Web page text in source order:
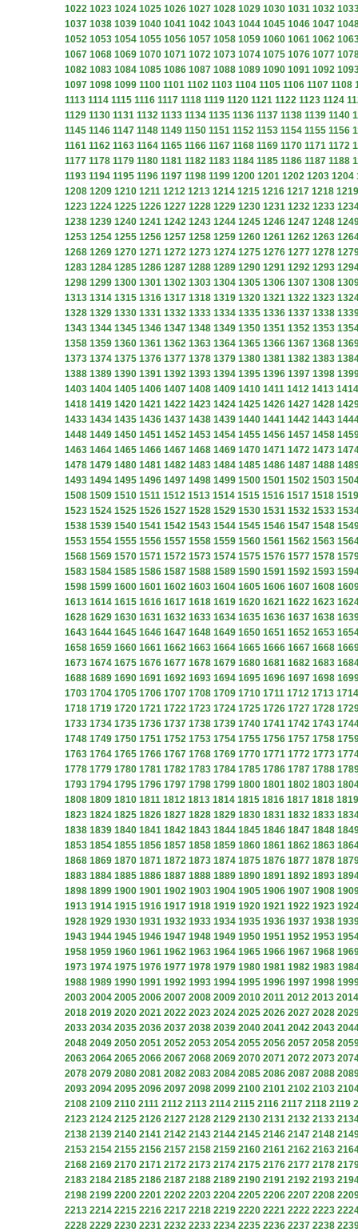
1022 1023 1024 1025 1026 1027 1028 1029 1030 1031 1032
1037 1038 1039 1040 1041 1042 1043 1044 1045 1046 1047
1052 1053 1054 1055 1056 1057 1058 1059 1060 1061 1062
1067 1068 1069 1070 1071 1072 1073 1074 1075 1076 1077
1082 1083 1084 1085 1086 1087 1088 1089 1090 1091 1092
1097 1098 1099 1100 1101 1102 1103 1104 1105 1106 1107 1108
1113 1114 1115 1116 1117 1118 1119 1120 1121 1122 1123 1124
1129 1130 1131 1132 1133 1134 1135 1136 1137 1138 1139 1140
1145 1146 1147 1148 1149 1150 1151 1152 1153 1154 1155 1156
1161 1162 1163 1164 1165 1166 1167 1168 1169 1170 1171 1172
1177 1178 1179 1180 1181 1182 1183 1184 1185 1186 1187 1188
1193 1194 1195 1196 1197 1198 1199 1200 1201 1202 1203 1204
1208 1209 1210 1211 1212 1213 1214 1215 1216 1217 1218 1219
1223 1224 1225 1226 1227 1228 1229 1230 1231 1232 1233
1238 1239 1240 1241 1242 1243 1244 1245 1246 1247 1248
1253 1254 1255 1256 1257 1258 1259 1260 1261 1262 1263
1268 1269 1270 1271 1272 1273 1274 1275 1276 1277 1278
1283 1284 1285 1286 1287 1288 1289 1290 1291 1292 1293
1298 1299 1300 1301 1302 1303 1304 1305 1306 1307 1308
1313 1314 1315 1316 1317 1318 1319 1320 1321 1322 1323
1328 1329 1330 1331 1332 1333 1334 1335 1336 1337 1338
1343 1344 1345 1346 1347 1348 1349 1350 1351 1352 1353
1358 1359 1360 1361 1362 1363 1364 1365 1366 1367 1368
1373 1374 1375 1376 1377 1378 1379 1380 1381 1382 1383
1388 1389 1390 1391 1392 1393 1394 1395 1396 1397 1398
1403 1404 1405 1406 1407 1408 1409 1410 1411 1412 1413 1414
1418 1419 1420 1421 1422 1423 1424 1425 1426 1427 1428
1433 1434 1435 1436 1437 1438 1439 1440 1441 1442 1443
1448 1449 1450 1451 1452 1453 1454 1455 1456 1457 1458
1463 1464 1465 1466 1467 1468 1469 1470 1471 1472 1473
1478 1479 1480 1481 1482 1483 1484 1485 1486 1487 1488
1493 1494 1495 1496 1497 1498 1499 1500 1501 1502 1503
1508 1509 1510 1511 1512 1513 1514 1515 1516 1517 1518 1519
1523 1524 1525 1526 1527 1528 1529 1530 1531 1532 1533
1538 1539 1540 1541 1542 1543 1544 1545 1546 1547 1548
1553 1554 1555 1556 1557 1558 1559 1560 1561 1562 1563
1568 1569 1570 1571 1572 1573 1574 1575 1576 1577 1578
1583 1584 1585 1586 1587 1588 1589 1590 1591 1592 1593
1598 1599 1600 1601 1602 1603 1604 1605 1606 1607 1608
1613 1614 1615 1616 1617 1618 1619 1620 1621 1622 1623
1628 1629 1630 1631 1632 1633 1634 1635 1636 1637 1638
1643 1644 1645 1646 1647 1648 1649 1650 1651 1652 1653
1658 1659 1660 1661 1662 1663 1664 1665 1666 1667 1668
1673 1674 1675 1676 1677 1678 1679 1680 1681 1682 1683
1688 1689 1690 1691 1692 1693 1694 1695 1696 1697 1698
1703 1704 1705 1706 1707 1708 1709 1710 1711 1712 1713 1714
1718 1719 1720 1721 1722 1723 1724 1725 1726 1727 1728
1733 1734 1735 1736 1737 1738 1739 1740 1741 1742 1743
1748 1749 1750 1751 1752 1753 1754 1755 1756 1757 1758
1763 1764 1765 1766 1767 1768 1769 1770 1771 1772 1773
1778 1779 1780 1781 1782 1783 1784 1785 1786 1787 1788
1793 1794 1795 1796 1797 1798 1799 1800 1801 1802 1803
1808 1809 1810 1811 1812 1813 1814 1815 1816 1817 1818 1819
1823 1824 1825 1826 1827 1828 1829 1830 1831 1832 1833
1838 1839 1840 1841 1842 1843 1844 1845 1846 1847 1848
1853 1854 1855 1856 1857 1858 1859 1860 1861 1862 1863
1868 1869 1870 1871 1872 1873 1874 1875 1876 1877 1878
1883 1884 1885 1886 1887 1888 1889 1890 1891 1892 1893
1898 1899 1900 1901 1902 1903 1904 1905 1906 1907 1908
1913 1914 1915 1916 1917 1918 1919 1920 1921 1922 1923
1928 1929 1930 1931 1932 1933 1934 1935 1936 1937 1938
1943 1944 1945 1946 1947 1948 1949 1950 1951 1952 1953
1958 1959 1960 1961 1962 1963 1964 1965 1966 1967 1968
1973 1974 1975 1976 1977 1978 1979 1980 1981 1982 1983
1988 1989 1990 1991 1992 1993 1994 1995 1996 1997 1998
2003 2004 2005 2006 2007 2008 2009 2010 2011 2012 2013 2014
2018 2019 2020 2021 2022 2023 2024 2025 2026 2027 2028
2033 2034 2035 2036 2037 2038 2039 2040 2041 2042 2043
2048 2049 2050 2051 2052 2053 2054 2055 2056 2057 2058
2063 2064 2065 2066 2067 2068 2069 2070 2071 2072 2073
2078 2079 2080 2081 2082 2083 2084 2085 2086 2087 2088
2093 2094 2095 2096 2097 2098 2099 2100 2101 2102 2103
2108 2109 2110 2111 2112 2113 2114 2115 2116 2117 2118 2119
2123 2124 2125 2126 2127 2128 2129 2130 2131 2132 2133
2138 2139 2140 2141 2142 2143 2144 2145 2146 2147 2148
2153 2154 2155 2156 2157 2158 2159 2160 2161 2162 2163
2168 2169 2170 2171 2172 2173 2174 2175 2176 2177 2178
2183 2184 2185 2186 2187 2188 2189 2190 2191 2192 2193
2198 2199 2200 2201 2202 2203 2204 2205 2206 2207 2208
2213 2214 2215 2216 2217 2218 2219 2220 2221 2222 2223
2228 2229 2230 2231 2232 2233 2234 2235 2236 2237 2238